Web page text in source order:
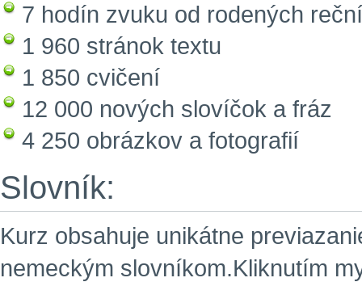
7 hodín zvuku od rodených
1 960 stránok textu
1 850 cvičení
12 000 nových slovíčok a fráz
4 250 obrázkov a fotografií
Slovník:
Kurz obsahuje unikátne
nemeckým slovníkom.Kliknutím